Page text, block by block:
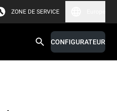
ZONE DE SERVICE
CONFIGURATEUR